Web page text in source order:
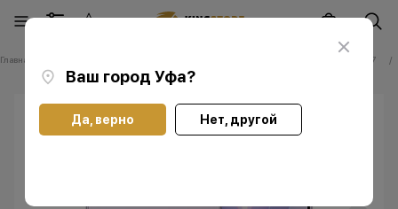
Ваш город Уфа?
Да, верно Нет, другой
Главная Смартфоны Apple iPhone 17